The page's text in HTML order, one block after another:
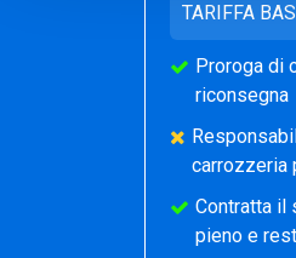
TARIFFA
Proroga di
riconsegna
carrozzeria
Contratta il
pieno e